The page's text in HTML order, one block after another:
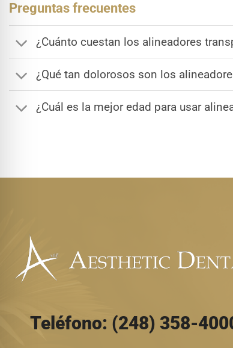
Preguntas frecuentes
¿Cuánto cuestan los alineadores
¿Qué tan dolorosos son los
¿Cuál es la mejor edad para usar
Teléfono: (248) 358-